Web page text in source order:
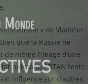
Russie » de Vladimir
que la Russie ne
même l’image d’une
puissant, l’OTAN tente
influence sur d’autres